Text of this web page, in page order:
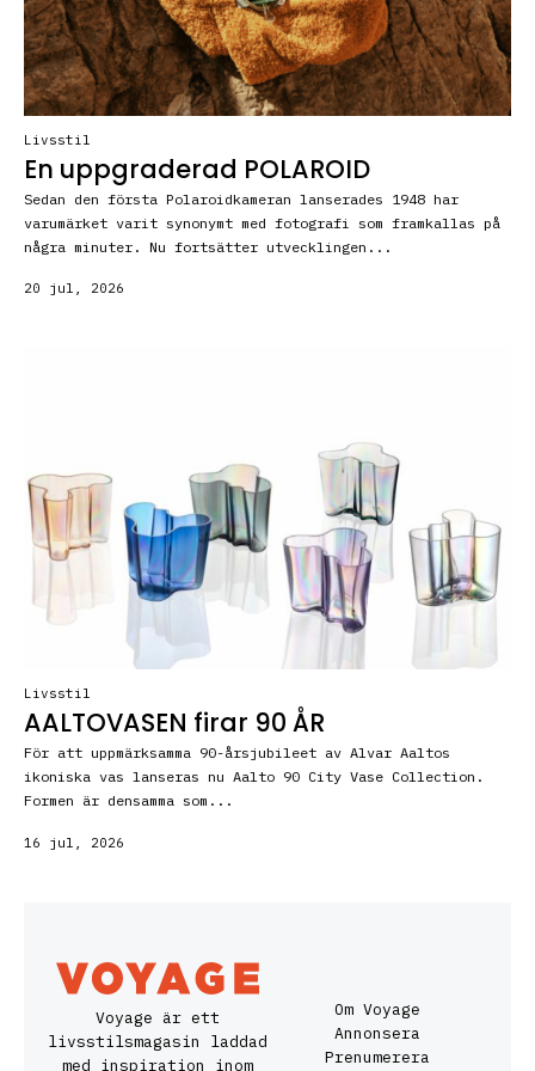
Livsstil
En uppgraderad POLAROID
Sedan den första Polaroidkameran lanserades 1948 har
varumärket varit synonymt med fotografi som framkallas på
några minuter. Nu fortsätter utvecklingen...
20 jul, 2026
Livsstil
AALTOVASEN firar 90 ÅR
För att uppmärksamma 90-årsjubileet av Alvar Aaltos
ikoniska vas lanseras nu Aalto 90 City Vase Collection.
Formen är densamma som...
16 jul, 2026
Voyage är ett
livsstilsmagasin laddad
med inspiration inom
Om Voyage
Annonsera
Prenumerera